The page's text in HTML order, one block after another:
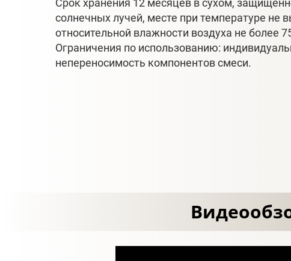
Срок хранения 12 месяцев в сухом,
солнечных лучей, месте при температуре не
относительной влажности воздуха не более
Ограничения по использованию:
непереносимость компонентов смеси.